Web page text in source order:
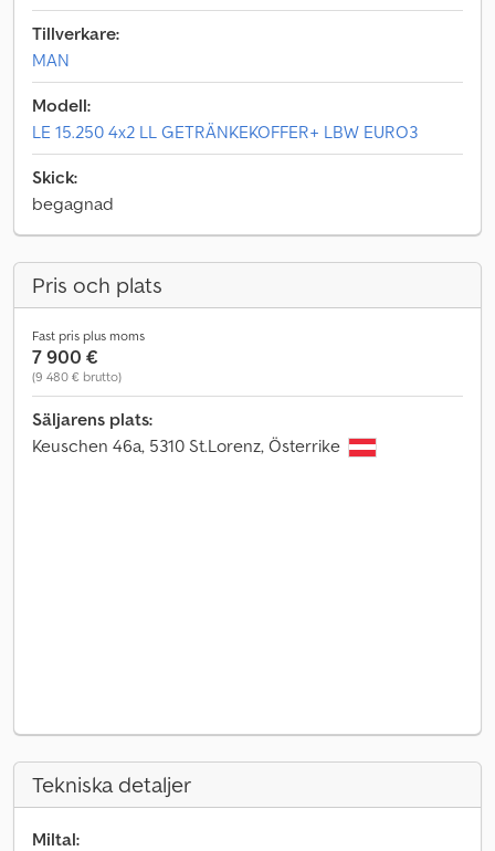
Tillverkare:
MAN
Modell:
LE 15.250 4x2 LL GETRÄNKEKOFFER+ LBW EURO3
Skick:
begagnad
Pris och plats
Fast pris plus moms
7 900 €
(9 480 € brutto)
Säljarens plats:
Keuschen 46a, 5310 St.Lorenz, Österrike
Tekniska detaljer
Miltal: